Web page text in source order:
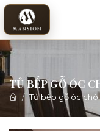
TỦ BẾP GỖ ÓC
Tủ bếp gỗ óc chó